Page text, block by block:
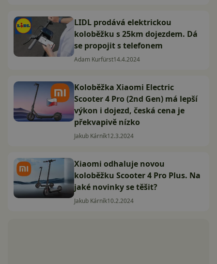
LIDL prodává elektrickou
koloběžku s 25km dojezdem. Dá
se propojit s telefonem
Adam Kurfürst14.4.2024
Koloběžka Xiaomi Electric
Scooter 4 Pro (2nd Gen) má lepší
výkon i dojezd, česká cena je
překvapivě nízko
Jakub Kárník12.3.2024
Xiaomi odhaluje novou
koloběžku Scooter 4 Pro Plus. Na
jaké novinky se těšit?
Jakub Kárník10.2.2024